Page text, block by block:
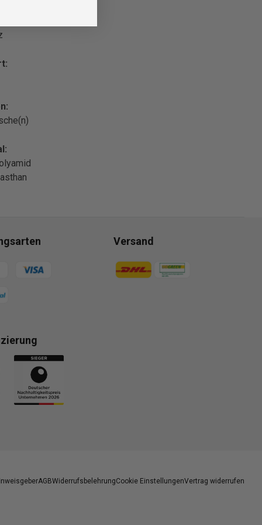
Versand
Zahlungsmethoden
AGBWiderrufsbelehrungCookie EinstellungenVertrag widerrufen